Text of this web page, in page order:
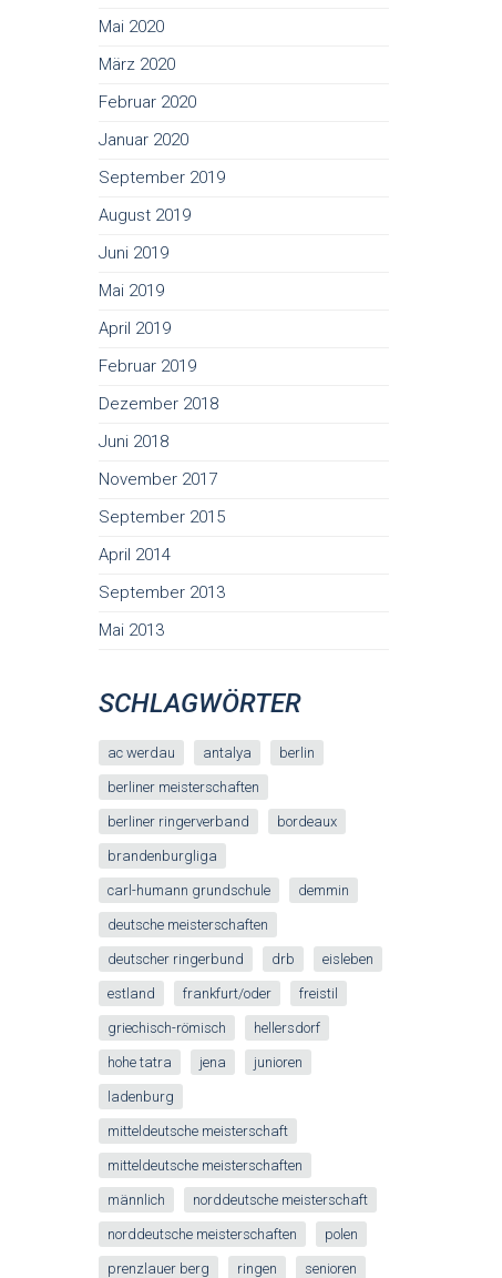
Mai 2020
März 2020
Februar 2020
Januar 2020
September 2019
August 2019
Juni 2019
Mai 2019
April 2019
Februar 2019
Dezember 2018
Juni 2018
November 2017
September 2015
April 2014
September 2013
Mai 2013
SCHLAGWÖRTER
ac werdau antalya berlin
berliner meisterschaften
berliner ringerverband bordeaux
brandenburgliga
carl-humann grundschule demmin
deutsche meisterschaften
deutscher ringerbund drb eisleben
estland frankfurt/oder freistil
griechisch-römisch hellersdorf
hohe tatra jena junioren
ladenburg
mitteldeutsche meisterschaft
mitteldeutsche meisterschaften
männlich norddeutsche meisterschaft
norddeutsche meisterschaften polen
prenzlauer berg ringen senioren